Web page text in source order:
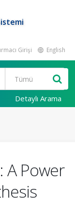
Girişi English
Detaylı Arama
A Power